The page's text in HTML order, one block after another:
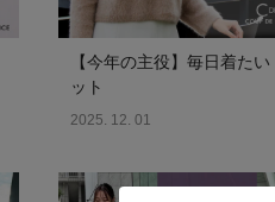
【今年の主役】毎日着たい
ット
2025. 12. 01